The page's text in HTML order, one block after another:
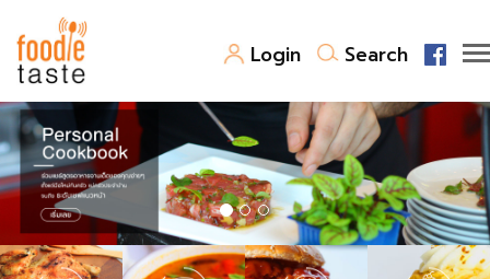
Login Search
สูตรอาหาร
สูตรอาหารล่าสุด
Top Foodie
พาไปชิม
สารพันก้นครัว